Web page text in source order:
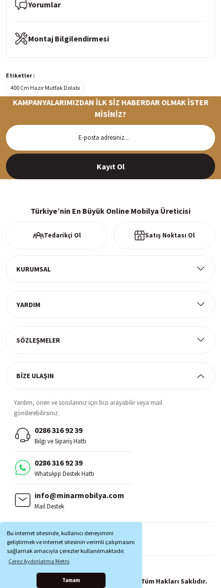
Bu internet sitesinde, kullanıcı deneyimini
geliştirmek ve internet sitesinin verimli çalışmasını
sağlamak amacıyla çerezler kullanılmaktadır.
Çerez Aydınlatma Metni
Tamam
Yorumlar
Montaj Bilgilendirmesi
Etiketler :
400 Cm Hazır Mutfak Dolabı
Siparişleriniz en kısa sürede hazırlanarak kargoya verilir
KAMPANYALARIMIZDAN İLK SİZ HABERDAR OLMAK İSTER
MİSİNİZ?
Kayıt Ol
Türkiye’nin En Büyük Online Mobilya Üreticisi
Tedarikçi Ol Satış Noktası Ol
KURUMSAL
YARDIM
SÖZLEŞMELER
BİZE ULAŞIN
Yardım, öneri ve sorularınız için bizi arayabilir veya mail
gönderebilirsiniz.
0286 316 92 39
Bilgi ve Sipariş Hattı
0286 316 92 39
WhatsApp Destek Hattı
info@minarmobilya.com
Mail Destek
MOBİL UYGULAMALAR:
Copyright © 1997 - 2025 Minar Mobilya® Tüm Hakları Saklıdır.